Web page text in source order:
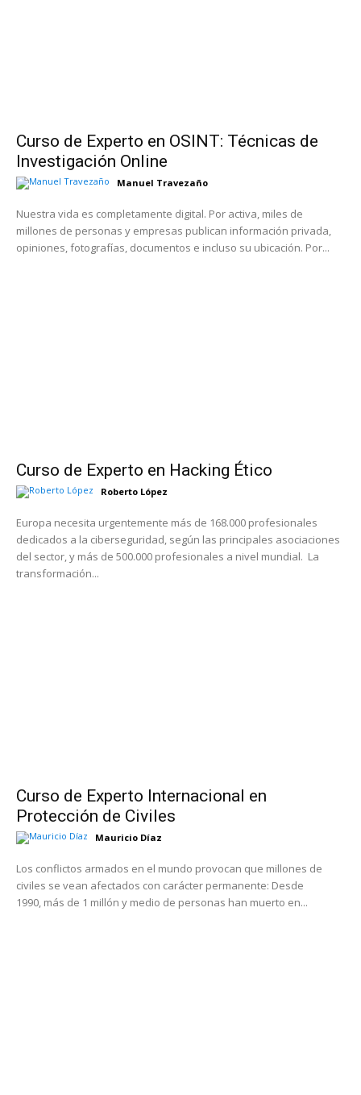
Curso de Experto en OSINT: Técnicas de
Investigación Online
Manuel Travezaño
Nuestra vida es completamente digital. Por activa, miles de
millones de personas y empresas publican información privada,
opiniones, fotografías, documentos e incluso su ubicación. Por...
Curso de Experto en Hacking Ético
Roberto López
Europa necesita urgentemente más de 168.000 profesionales
dedicados a la ciberseguridad, según las principales asociaciones
del sector, y más de 500.000 profesionales a nivel mundial. La
transformación...
Curso de Experto Internacional en
Protección de Civiles
Mauricio Díaz
Los conflictos armados en el mundo provocan que millones de
civiles se vean afectados con carácter permanente: Desde
1990, más de 1 millón y medio de personas han muerto en...